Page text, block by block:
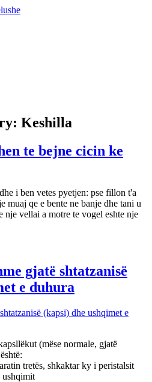
Keshilla
te bejne cicin ke
i ben vetes pyetjen: pse fillon t'a
muaj qe e bente ne banje dhe tani u
vellai a motre te vogel eshte nje
gjatë shtatzanisë
e duhura
(mëse normale, gjatë
tretës, shkaktar ky i peristalsit
ushqimit